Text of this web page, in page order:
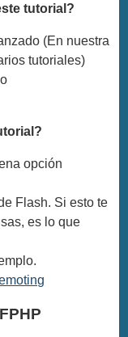
tutorial?
(En nuestra
tutoriales)
opción
Flash. Si esto te
es lo que